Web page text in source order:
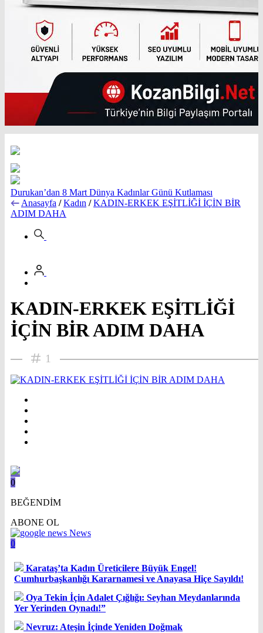
Durukan’dan 8 Mart Dünya Kadınlar Günü Kutlaması
Anasayfa / Kadın / KADIN-ERKEK EŞİTLİĞİ İÇİN BİR
ADIM DAHA
KADIN-ERKEK EŞİTLİĞİ
İÇİN BİR ADIM DAHA
1
0
BEĞENDİM
ABONE OL
News
0
Karataş’ta Kadın Üreticilere Büyük Engel!
Cumhurbaşkanlığı Kararnamesi ve Anayasa Hiçe Sayıldı!
Oya Tekin İçin Adalet Çığlığı: Seyhan Meydanlarında
Yer Yerinden Oynadı!”
Nevruz: Ateşin İçinde Yeniden Doğmak